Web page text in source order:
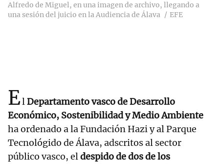
Alfredo de Miguel, en una imagen de archivo, llegando a
una sesión del juicio en la Audiencia de Álava
EFE
ElDepartamento vasco de Desarrollo
Económico, Sostenibilidad y Medio Ambiente
ha ordenado a la Fundación Hazi y al Parque
Tecnológido de Álava, adscritos al sector
público vasco, eldespido de dos de los